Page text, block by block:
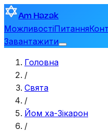
Am Hazak
МожливостіПитання
Завантажити
Головна
/
Свята
/
Йом ха-Зікарон
/